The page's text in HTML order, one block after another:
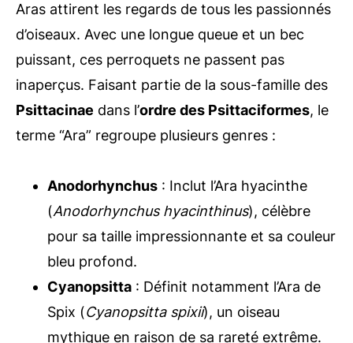
Aras attirent les regards de tous les passionnés
d’oiseaux. Avec une longue queue et un bec
puissant, ces perroquets ne passent pas
inaperçus. Faisant partie de la sous-famille des
Psittacinae dans l’ordre des Psittaciformes, le
terme “Ara” regroupe plusieurs genres :
Anodorhynchus : Inclut l’Ara hyacinthe
(Anodorhynchus hyacinthinus), célèbre
pour sa taille impressionnante et sa couleur
bleu profond.
Cyanopsitta : Définit notamment l’Ara de
Spix (Cyanopsitta spixii), un oiseau
mythique en raison de sa rareté extrême.